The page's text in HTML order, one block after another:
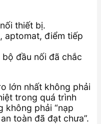
thiết bị.
aptomat, điểm tiếp
đầu nối đã chắc
lớn nhất không phải
trong quá trình
không phải “nạp
toàn đã đạt chưa”.